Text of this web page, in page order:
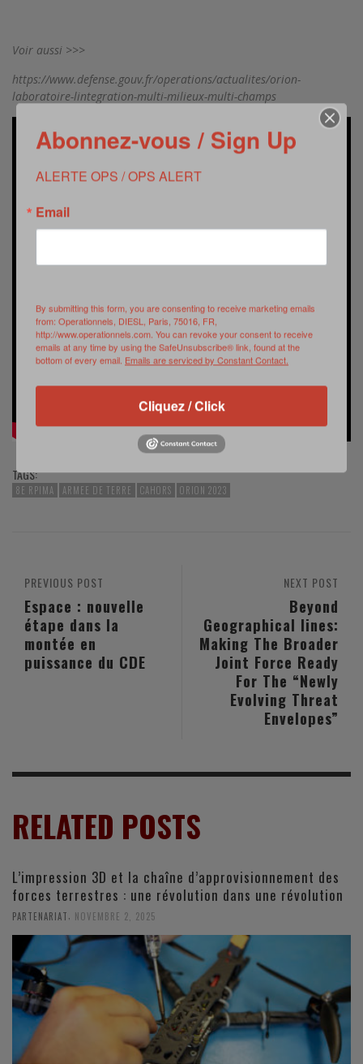
Voir aussi >>>
https://www.defense.gouv.fr/operations/actualites/orion-
laboratoire-lintegration-multi-milieux-multi-champs
TAGS:
8E RPIMA ARMEE DE TERRE CAHORS ORION 2023
NEXT POST
Beyond
Geographical lines:
Making The Broader
Joint Force Ready
For The “Newly
Evolving Threat
Envelopes”
PREVIOUS POST
Espace : nouvelle
étape dans la
montée en
puissance du CDE
RELATED POSTS
L’impression 3D et la chaîne d’approvisionnement des
forces terrestres : une révolution dans une révolution
PARTENARIAT NOVEMBRE 2, 2025
Abonnez-vous / Sign Up
ALERTE OPS / OPS ALERT
Email
By submitting this form, you are consenting to receive marketing emails
from: Operationnels, DIESL, Paris, 75016, FR,
http://www.operationnels.com. You can revoke your consent to receive
emails at any time by using the SafeUnsubscribe® link, found at the
bottom of every email. Emails are serviced by Constant Contact.
Cliquez / Click